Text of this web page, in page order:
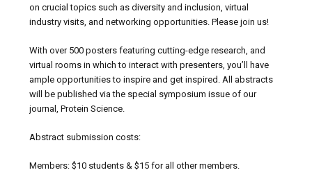
on crucial topics such as diversity and inclusion, virtual
industry visits, and networking opportunities. Please join us!
With over 500 posters featuring cutting-edge research, and
virtual rooms in which to interact with presenters, you’ll have
ample opportunities to inspire and get inspired. All abstracts
will be published via the special symposium issue of our
journal, Protein Science.
Abstract submission costs:
Members: $10 students & $15 for all other members.